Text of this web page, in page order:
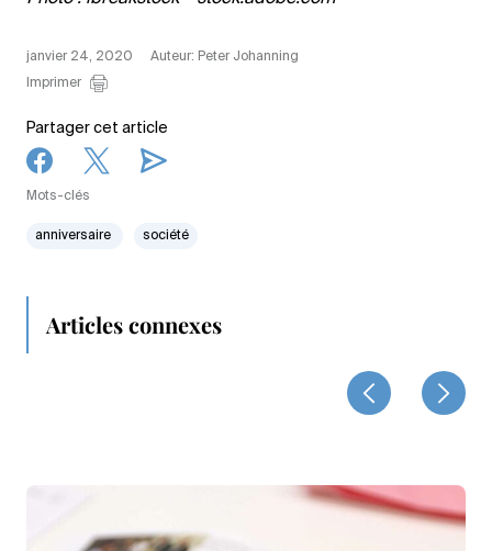
janvier 24, 2020
Auteur: Peter Johanning
Imprimer
Partager cet article
Mots-clés
anniversaire société
Articles connexes